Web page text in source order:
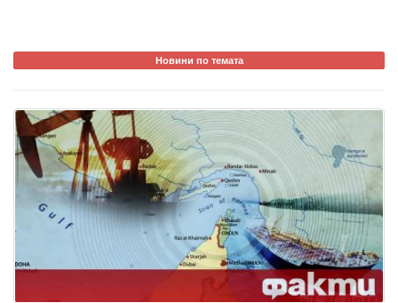
Новини по темата